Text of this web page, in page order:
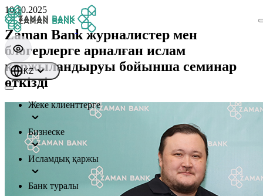
KZ
Жеке клиенттерге
Бизнеске
Исламдық қаржы
Банк туралы
10.10.2025
Zaman Bank журналистер мен
блогерлерге арналған ислам
қаржыландыруы бойынша семинар
өткізді